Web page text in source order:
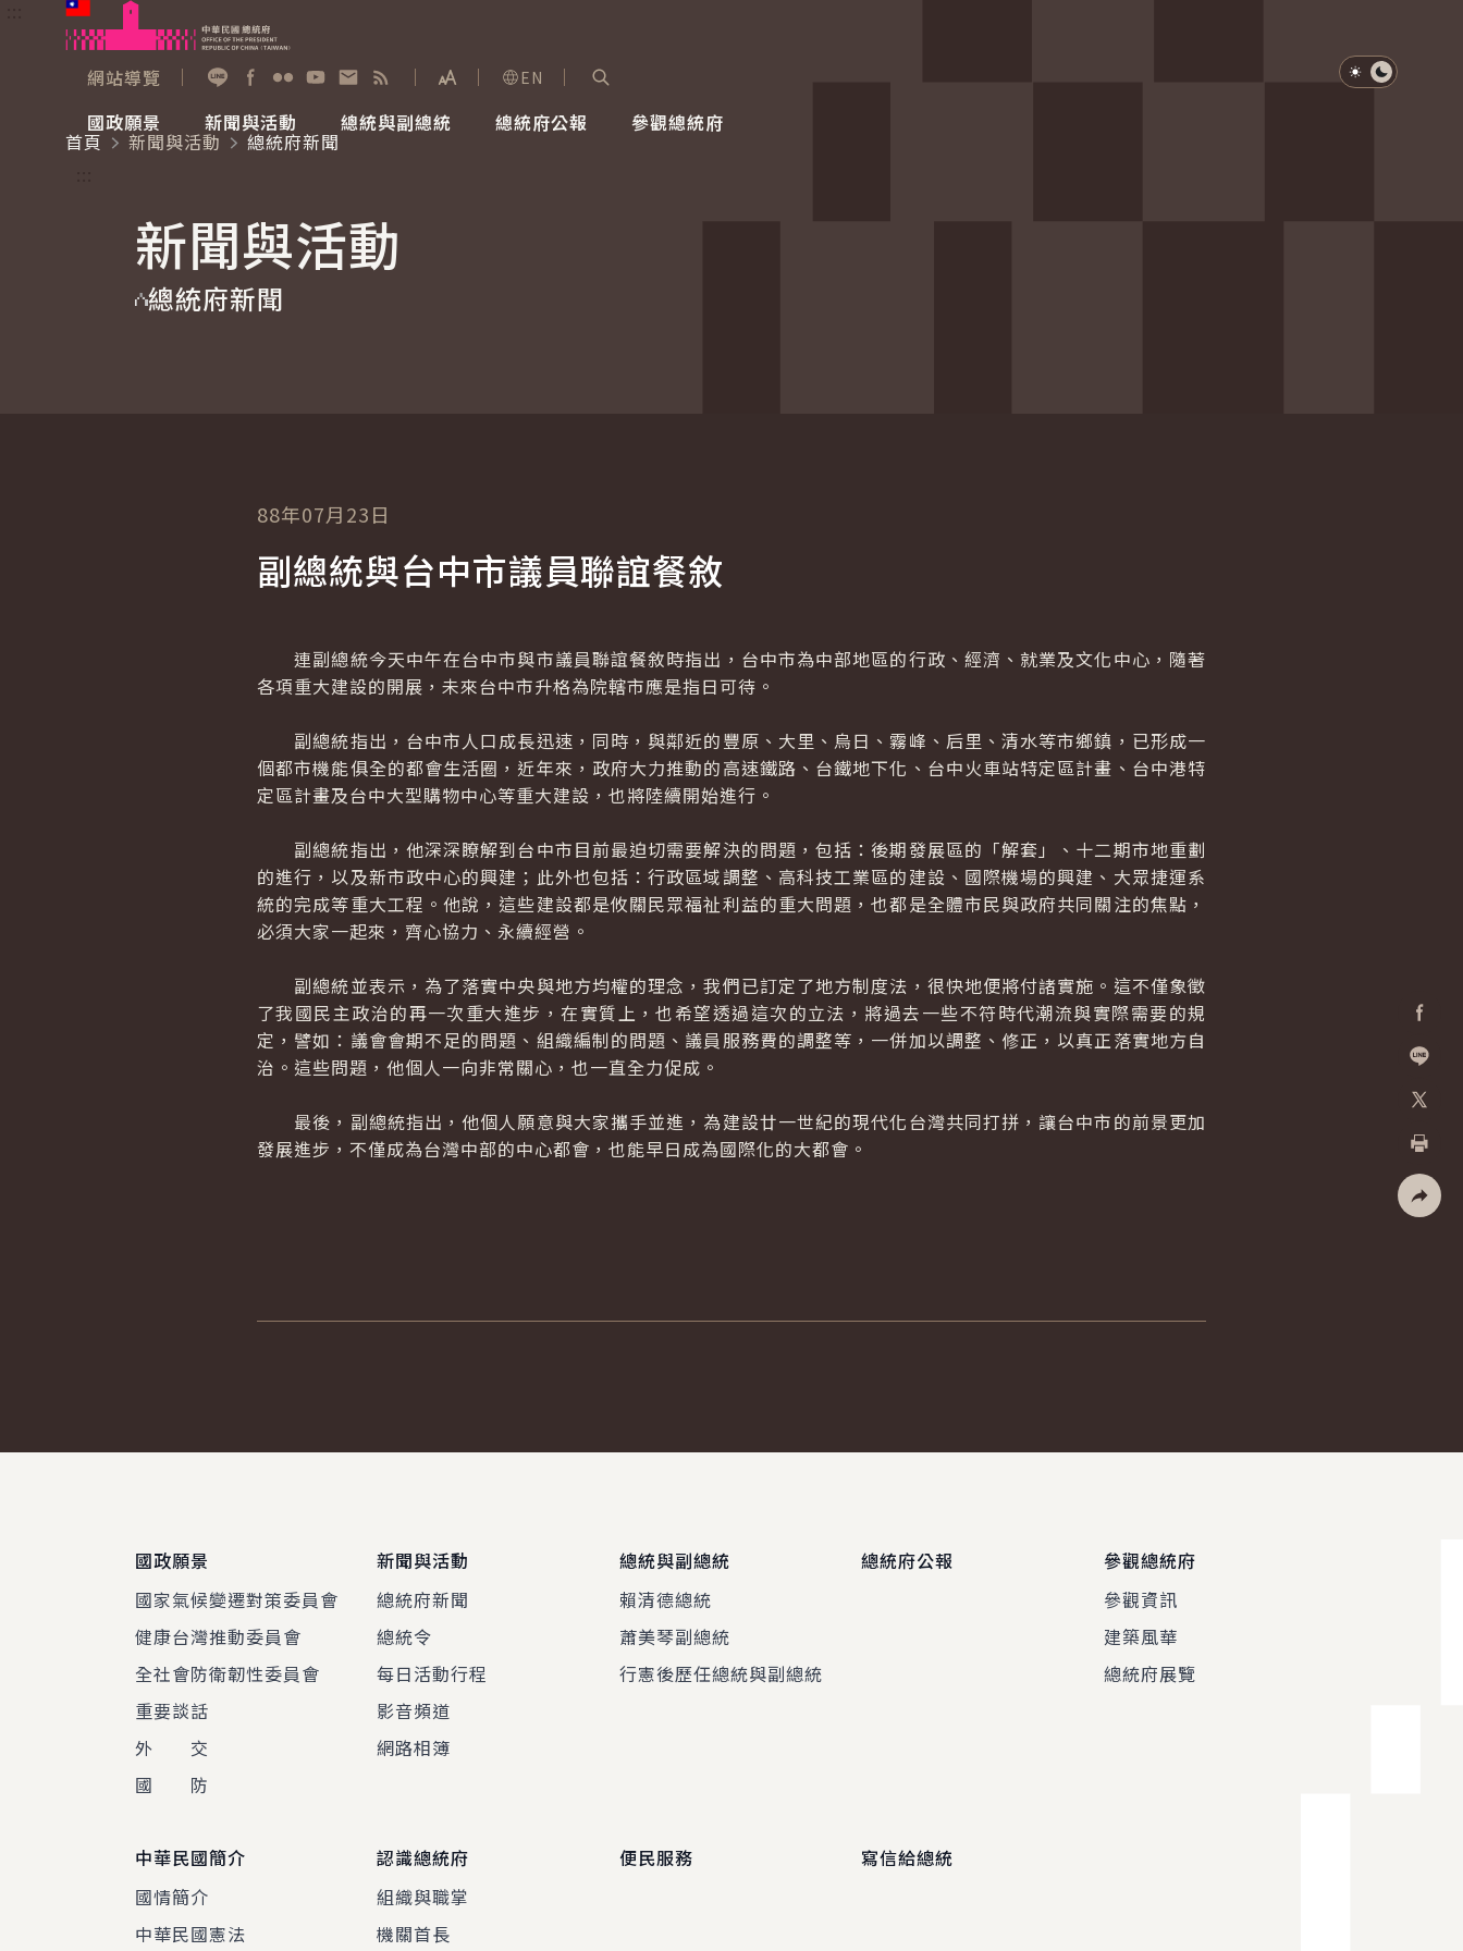
跳到主要內容
網站導覽
展開字級選單
EN
國政願景
國家氣候變遷對策委員會
重要談話
新聞與活動
總統府新聞
影音頻道
總統與副總統
賴清德總統
總統府公報 參觀總統府
參觀資訊
淺色模式
深色模式
首頁
新聞與活動
總統府新聞
新聞與活動
總統府新聞
加入好
列印
88年07月23日
副總統與台中市議員聯誼餐敘
連副總統今天中午在台中市與市議員聯誼餐敘時指出，台中市為中部地區的行政、經濟、就業及文化中心，隨著
各項重大建設的開展，未來台中市升格為院轄市應是指日可待。
副總統指出，台中市人口成長迅速，同時，與鄰近的豐原、大里、烏日、霧峰、后里、清水等市鄉鎮，已形成一
個都市機能俱全的都會生活圈，近年來，政府大力推動的高速鐵路、台鐵地下化、台中火車站特定區計畫、台中港特
定區計畫及台中大型購物中心等重大建設，也將陸續開始進行。
副總統指出，他深深瞭解到台中市目前最迫切需要解決的問題，包括：後期發展區的「解套」、十二期市地重劃
的進行，以及新市政中心的興建；此外也包括：行政區域調整、高科技工業區的建設、國際機場的興建、大眾捷運系
統的完成等重大工程。他說，這些建設都是攸關民眾福祉利益的重大問題，也都是全體市民與政府共同關注的焦點，
必須大家一起來，齊心協力、永續經營。
副總統並表示，為了落實中央與地方均權的理念，我們已訂定了地方制度法，很快地便將付諸實施。這不僅象徵
了我國民主政治的再一次重大進步，在實質上，也希望透過這次的立法，將過去一些不符時代潮流與實際需要的規
定，譬如：議會會期不足的問題、組織編制的問題、議員服務費的調整等，一併加以調整、修正，以真正落實地方自
治。這些問題，他個人一向非常關心，也一直全力促成。
最後，副總統指出，他個人願意與大家攜手並進，為建設廿一世紀的現代化台灣共同打拼，讓台中市的前景更加
發展進步，不僅成為台灣中部的中心都會，也能早日成為國際化的大都會。
國政願景
國家氣候變遷對策委員會
健康台灣推動委員會
全社會防衛韌性委員會
重要談話
外 交
國 防
新聞與活動
總統府新聞
總統令
每日活動行程
影音頻道
網路相簿
總統與副總統
賴清德總統
蕭美琴副總統
行憲後歷任總統與副總統
總統府公報
參觀總統府
參觀資訊
建築風華
總統府展覽
中華民國簡介
國情簡介
中華民國憲法
認識總統府
組織與職掌
機關首長
便民服務 寫信給總統